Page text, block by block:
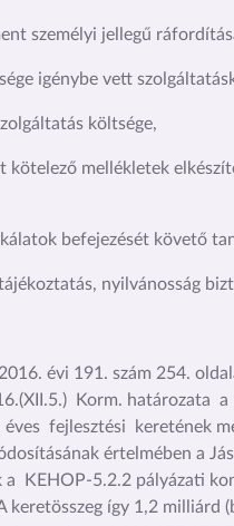
személyi jellegű
igénybe vett
költsége,
kötelező mellékletek
befejezését követő
nyilvánosság
évi 191. szám 254.
Korm. határozata
fejlesztési keretének
értelmében a
a KEHOP-5.2.2 pályázati
keretösszeg így 1,2 milliárd